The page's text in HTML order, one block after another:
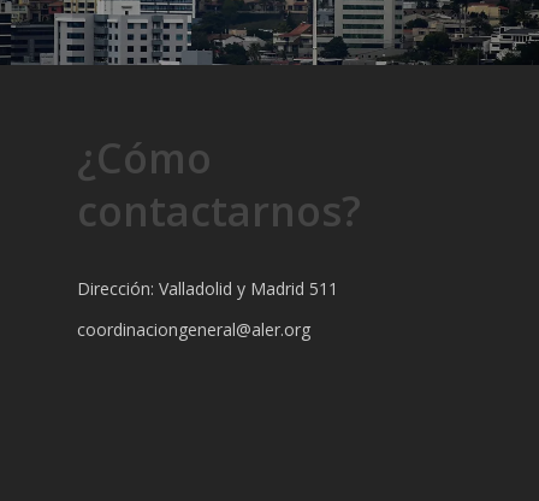
¿Cómo
contactarnos?
Dirección: Valladolid y Madrid 511
coordinaciongeneral@aler.org